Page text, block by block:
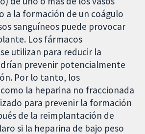
a la formación de un coágulo
sanguíneos puede provocar
Los fármacos
utilizan para reducir la
prevenir potencialmente
Por lo tanto, los
la heparina no fraccionada
para prevenir la formación
de la reimplantación de
si la heparina de bajo peso